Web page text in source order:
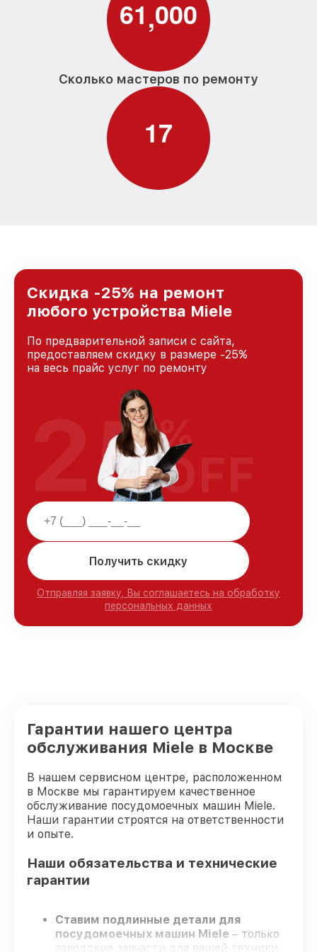
61,000
Сколько мастеров по ремонту
17
Скидка -25% на ремонт
любого устройства Miele
По предварительной записи с сайта,
предоставляем скидку в размере -25%
на весь прайс услуг по ремонту
Получить скидку
Отправляя заявку, Вы соглашаетесь на обработку
персональных данных
25%
OFF
Гарантии нашего центра
обслуживания Miele в Москве
В нашем сервисном центре, расположенном
в Москве мы гарантируем качественное
обслуживание посудомоечных машин Miele.
Наши гарантии строятся на ответственности
и опыте.
Наши обязательства и технические
гарантии
Ставим подлинные детали для
посудомоечных машин Miele – только
заводские запчасти для вашей техники.